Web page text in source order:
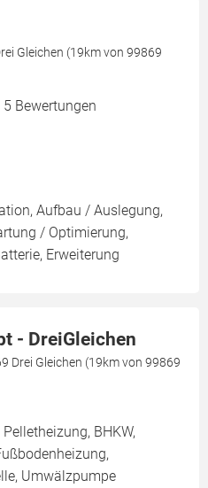
Gleichen (19km von 99869
Bewertungen
Aufbau / Auslegung,
/ Optimierung,
Erweiterung
- DreiGleichen
Drei Gleichen (19km von 99869
BHKW,
Umwälzpumpe